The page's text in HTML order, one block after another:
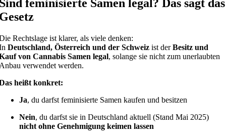
feminisierte Samen legal? Das sagt das
Rechtslage ist klarer, als viele denken:
Deutschland, Österreich und der Schweiz ist derBesitz und
von Cannabis Samen legal, solange sie nicht zum unerlaubten
verwendet werden.
heißt konkret:
Ja, du darfst feminisierte Samen kaufen und besitzen
Nein, du darfst sie in Deutschland aktuell (Stand Mai 2025)
nicht ohne Genehmigung keimen lassen